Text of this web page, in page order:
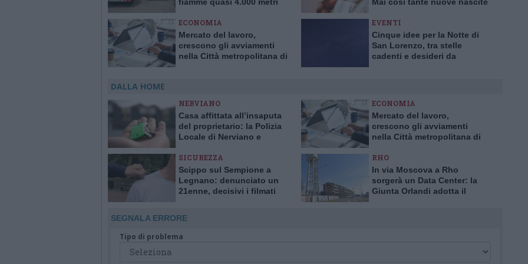
ECONOMIA
Mercato del lavoro,
crescono gli avviamenti
nella Città metropolitana di
EVENTI
Cinque idee per la Notte di
San Lorenzo, tra stelle
cadenti e desideri da
DALLA HOME
NERVIANO
Casa affittata all’insaputa
del proprietario: la Polizia
Locale di Nerviano e
ECONOMIA
Mercato del lavoro,
crescono gli avviamenti
nella Città metropolitana di
SICUREZZA
Scippo sul Sempione a
Legnano: denunciato un
21enne, decisivi i filmati
RHO
In via Moscova a Rho
sorgerà un Data Center: la
Giunta Orlandi adotta il
SEGNALA ERRORE
Tipo di problema